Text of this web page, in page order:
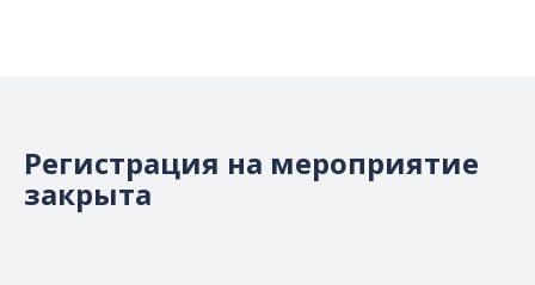
Регистрация на мероприятие
закрыта